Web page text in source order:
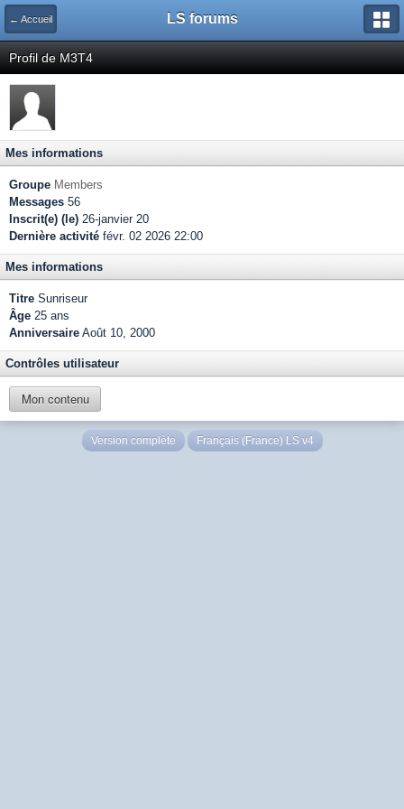
← Accueil LS forums
Profil de M3T4
Mes informations
Groupe Members
Messages 56
Inscrit(e) (le) 26-janvier 20
Dernière activité févr. 02 2026 22:00
Mes informations
Titre Sunriseur
Âge 25 ans
Anniversaire Août 10, 2000
Contrôles utilisateur
Mon contenu
Version complète Français (France) LS v4